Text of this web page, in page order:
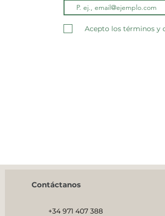
Acepto los términos y
Contáctanos
+34 971 407 388